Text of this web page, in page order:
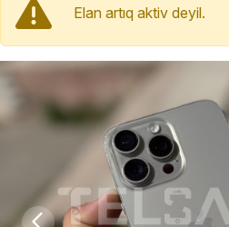
Elan artıq aktiv deyil.